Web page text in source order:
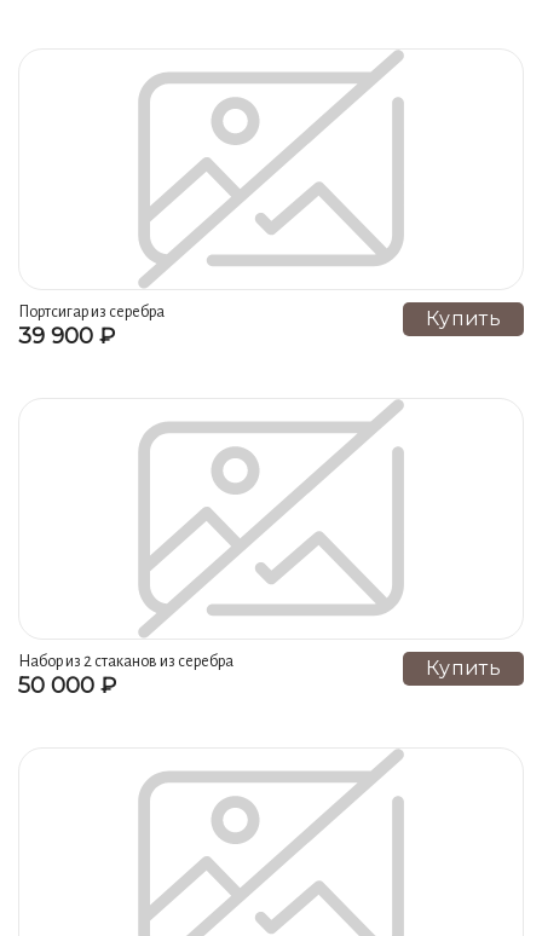
Портсигар из серебра
39 900 ₽
Купить
Набор из 2 стаканов из серебра
925 пробы на 250 мл
50 000 ₽
Купить